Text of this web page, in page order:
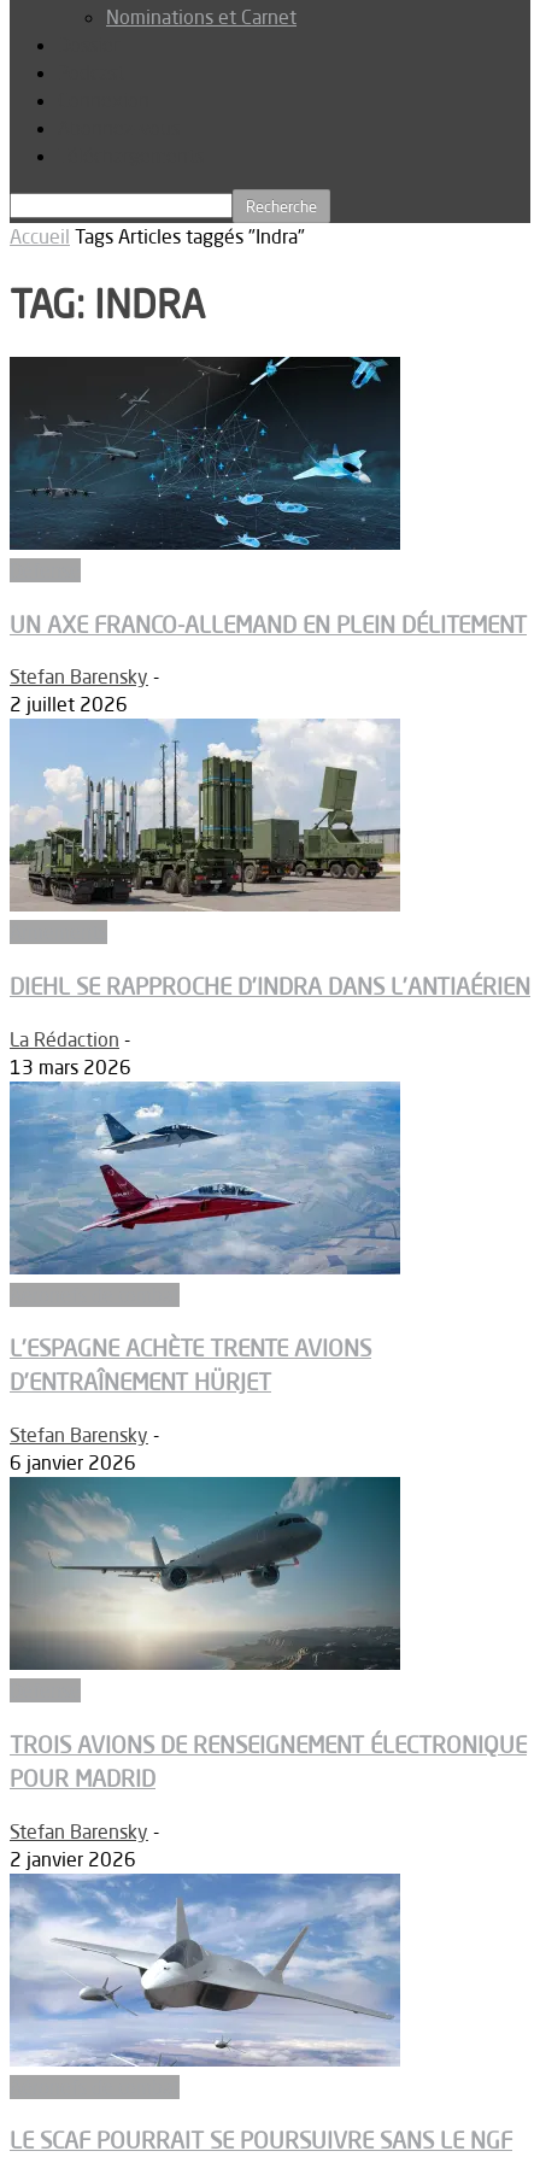
Nominations et Carnet
Accueil Tags Articles taggés "Indra"
TAG: INDRA
UN AXE FRANCO-ALLEMAND EN PLEIN DÉLITEMENT
Stefan Barensky -
2 juillet 2026
DIEHL SE RAPPROCHE D’INDRA DANS L’ANTIAÉRIEN
La Rédaction -
13 mars 2026
L’ESPAGNE ACHÈTE TRENTE AVIONS
D’ENTRAÎNEMENT HÜRJET
Stefan Barensky -
6 janvier 2026
TROIS AVIONS DE RENSEIGNEMENT ÉLECTRONIQUE
POUR MADRID
Stefan Barensky -
2 janvier 2026
LE SCAF POURRAIT SE POURSUIVRE SANS LE NGF